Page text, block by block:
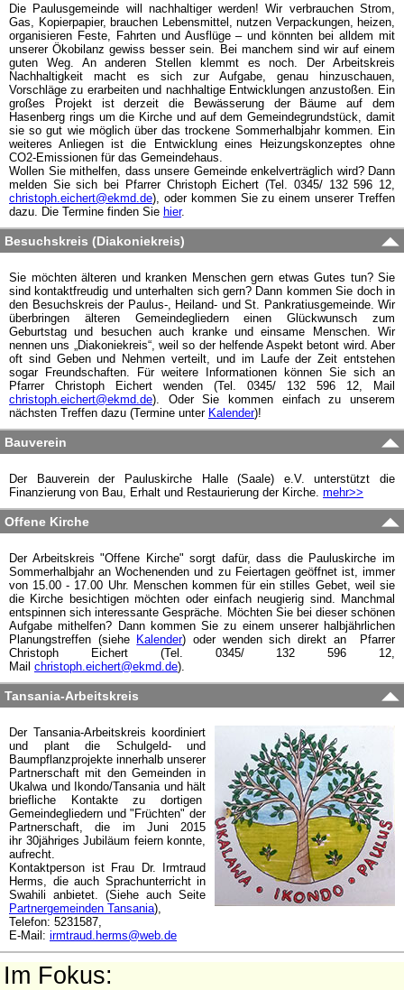
Die Paulusgemeinde will nachhaltiger werden! Wir verbrauchen Strom,
Gas, Kopierpapier, brauchen Lebensmittel, nutzen Verpackungen, heizen,
organisieren Feste, Fahrten und Ausflüge – und könnten bei alldem mit
unserer Ökobilanz gewiss besser sein. Bei manchem sind wir auf einem
guten Weg. An anderen Stellen klemmt es noch. Der Arbeitskreis
Nachhaltigkeit macht es sich zur Aufgabe, genau hinzuschauen,
Vorschläge zu erarbeiten und nachhaltige Entwicklungen anzustoßen. Ein
großes Projekt ist derzeit die Bewässerung der Bäume auf dem
Hasenberg rings um die Kirche und auf dem Gemeindegrundstück, damit
sie so gut wie möglich über das trockene Sommerhalbjahr kommen. Ein
weiteres Anliegen ist die Entwicklung eines Heizungskonzeptes ohne
CO2-Emissionen für das Gemeindehaus.
Wollen Sie mithelfen, dass unsere Gemeinde enkelverträglich wird? Dann
melden Sie sich bei Pfarrer Christoph Eichert (Tel. 0345/ 132 596 12,
christoph.eichert@ekmd.de), oder kommen Sie zu einem unserer Treffen
dazu. Die Termine finden Sie hier.
Besuchskreis (Diakoniekreis)
Sie möchten älteren und kranken Menschen gern etwas Gutes tun? Sie
sind kontaktfreudig und unterhalten sich gern? Dann kommen Sie doch in
den Besuchskreis der Paulus-, Heiland- und St. Pankratiusgemeinde. Wir
überbringen älteren Gemeindegliedern einen Glückwunsch zum
Geburtstag und besuchen auch kranke und einsame Menschen. Wir
nennen uns „Diakoniekreis“, weil so der helfende Aspekt betont wird. Aber
oft sind Geben und Nehmen verteilt, und im Laufe der Zeit entstehen
sogar Freundschaften. Für weitere Informationen können Sie sich an
Pfarrer Christoph Eichert wenden (Tel. 0345/ 132 596 12, Mail
christoph.eichert@ekmd.de). Oder Sie kommen einfach zu unserem
nächsten Treffen dazu (Termine unter Kalender)!
Bauverein
Der Bauverein der Pauluskirche Halle (Saale) e.V. unterstützt die
Finanzierung von Bau, Erhalt und Restaurierung der Kirche. mehr>>
Offene Kirche
Der Arbeitskreis "Offene Kirche" sorgt dafür, dass die Pauluskirche im
Sommerhalbjahr an Wochenenden und zu Feiertagen geöffnet ist, immer
von 15.00 - 17.00 Uhr. Menschen kommen für ein stilles Gebet, weil sie
die Kirche besichtigen möchten oder einfach neugierig sind. Manchmal
entspinnen sich interessante Gespräche. Möchten Sie bei dieser schönen
Aufgabe mithelfen? Dann kommen Sie zu einem unserer halbjährlichen
Planungstreffen (siehe Kalender) oder wenden sich direkt an Pfarrer
Christoph Eichert (Tel. 0345/ 132 596 12,
Mail christoph.eichert@ekmd.de).
Tansania-Arbeitskreis
Der Tansania-Arbeitskreis koordiniert
und plant die Schulgeld- und
Baumpflanzprojekte innerhalb unserer
Partnerschaft mit den Gemeinden in
Ukalwa und Ikondo/Tansania und hält
briefliche Kontakte zu dortigen
Gemeindegliedern und "Früchten" der
Partnerschaft, die im Juni 2015
ihr 30jähriges Jubiläum feiern konnte,
aufrecht.
Kontaktperson ist Frau Dr. Irmtraud
Herms, die auch Sprachunterricht in
Swahili anbietet. (Siehe auch Seite
Partnergemeinden Tansania),
Telefon: 5231587,
E-Mail: irmtraud.herms@web.de
Im Fokus: